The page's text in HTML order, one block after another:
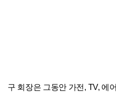
구 회장은 그동안 가전, TV, 에